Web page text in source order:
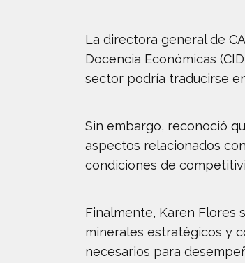
La directora general de
Docencia Económicas
sector podría traducirse
Sin embargo, reconoció
aspectos relacionados
condiciones de
Finalmente, Karen Flores
minerales estratégicos y
necesarios para